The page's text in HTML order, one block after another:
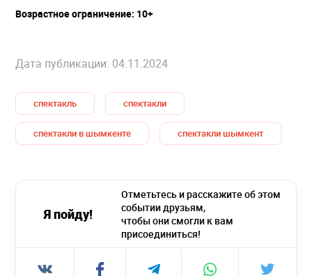
Возрастное ограничение: 10+
Дата публикации: 04.11.2024
спектакль спектакли
спектакли в шымкенте спектакли шымкент
Я пойду!
Отметьтесь и расскажите об этом
событии друзьям,
чтобы они смогли к вам
присоединиться!